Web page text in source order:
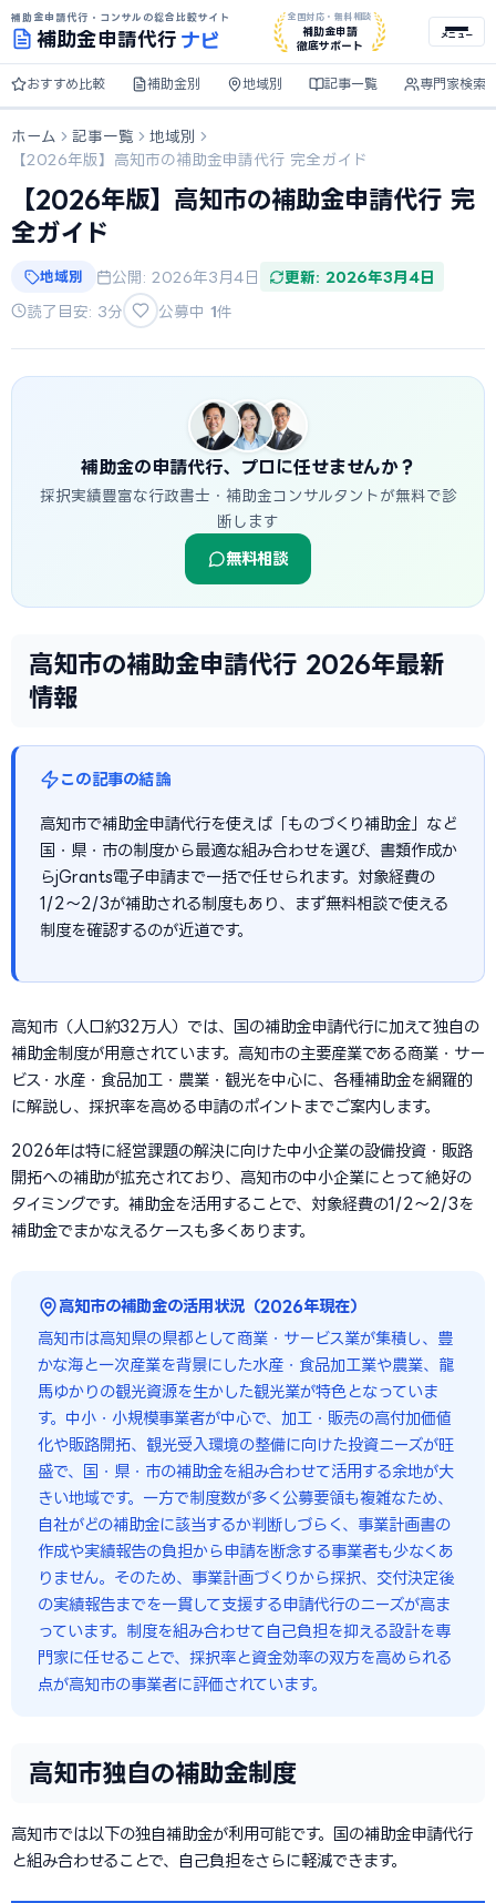
補助金申請代行・コンサルの総合比較サイト
補助金申請代行 ナビ
全国対応・無料相談
補助金申請
徹底サポート
メニュー
おすすめ比較 補助金別 地域別 記事一覧 専門家検索
ホーム 記事一覧
地域別
【2026年版】高知市の補助金申請代行 完全ガイド
【2026年版】高知市の補助金申請代行 完
全ガイド
地域別 公開: 2026年3月4日 更新: 2026年3月4日
読了目安: 3分 公募中 1件
補助金の申請代行、プロに任せませんか？
採択実績豊富な行政書士・補助金コンサルタントが無料で診
断します
無料相談
高知市の補助金申請代行 2026年最新
情報
この記事の結論
高知市で補助金申請代行を使えば「ものづくり補助金」など
国・県・市の制度から最適な組み合わせを選び、書類作成か
らjGrants電子申請まで一括で任せられます。対象経費の
1/2〜2/3が補助される制度もあり、まず無料相談で使える
制度を確認するのが近道です。
高知市（人口約32万人）では、国の補助金申請代行に加えて独自の
補助金制度が用意されています。高知市の主要産業である商業・サー
ビス・水産・食品加工・農業・観光を中心に、各種補助金を網羅的
に解説し、採択率を高める申請のポイントまでご案内します。
2026年は特に経営課題の解決に向けた中小企業の設備投資・販路
開拓への補助が拡充されており、高知市の中小企業にとって絶好の
タイミングです。補助金を活用することで、対象経費の1/2〜2/3を
補助金でまかなえるケースも多くあります。
高知市の補助金の活用状況（2026年現在）
高知市は高知県の県都として商業・サービス業が集積し、豊
かな海と一次産業を背景にした水産・食品加工業や農業、龍
馬ゆかりの観光資源を生かした観光業が特色となっていま
す。中小・小規模事業者が中心で、加工・販売の高付加価値
化や販路開拓、観光受入環境の整備に向けた投資ニーズが旺
盛で、国・県・市の補助金を組み合わせて活用する余地が大
きい地域です。一方で制度数が多く公募要領も複雑なため、
自社がどの補助金に該当するか判断しづらく、事業計画書の
作成や実績報告の負担から申請を断念する事業者も少なくあ
りません。そのため、事業計画づくりから採択、交付決定後
の実績報告までを一貫して支援する申請代行のニーズが高ま
っています。制度を組み合わせて自己負担を抑える設計を専
門家に任せることで、採択率と資金効率の双方を高められる
点が高知市の事業者に評価されています。
高知市独自の補助金制度
高知市では以下の独自補助金が利用可能です。国の補助金申請代行
と組み合わせることで、自己負担をさらに軽減できます。